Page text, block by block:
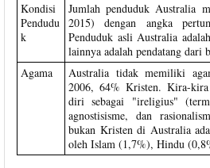
Kondisi
Pendudu
k
Jumlah penduduk Australia
2015) dengan angka
Penduduk asli Australia
lainnya adalah pendatang dari
Agama
Australia tidak memiliki
2006, 64% Kristen. Kira-kira
diri sebagai "ireligius"
agnostisisme, dan
bukan Kristen di Australia
oleh Islam (1,7%), Hindu